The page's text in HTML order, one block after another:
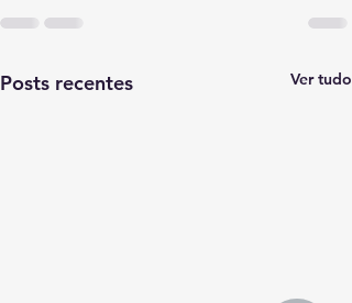
Posts recentes Ver tudo